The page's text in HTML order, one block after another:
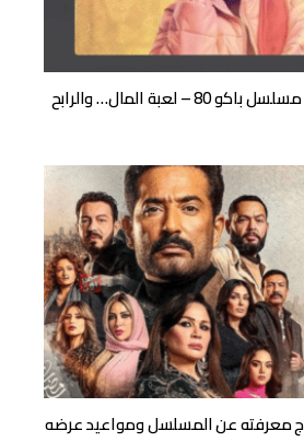
مواعيد وقنوات عرض مسلسل باكو 80 – لعبة المال… والرابح
معرفته عن المسلسل ومواعيد عرضه